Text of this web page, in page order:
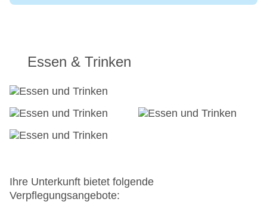
Essen & Trinken
Ihre Unterkunft bietet folgende
Verpflegungsangebote: